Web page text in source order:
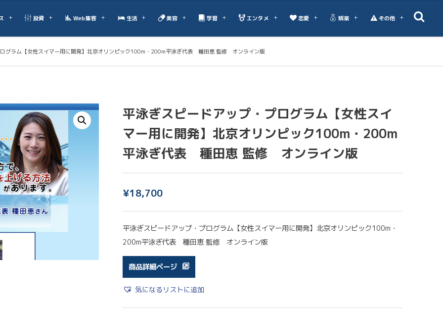
投資 Web集客 生活 美容 学習 エンタメ 恋愛 娯楽 その他
グラム【女性スイマー用に開発】北京オリンピック100m・200m平泳ぎ代表 種田恵 監修 オンライン版
平泳ぎスピードアップ・プログラム【女性スイ
マー用に開発】北京オリンピック100m・200m
平泳ぎ代表 種田恵 監修 オンライン版
¥18,700
平泳ぎスピードアップ・プログラム【女性スイマー用に開発】北京オリンピック100m・
200m平泳ぎ代表 種田恵 監修 オンライン版
商品詳細ページ
気になるリストに追加